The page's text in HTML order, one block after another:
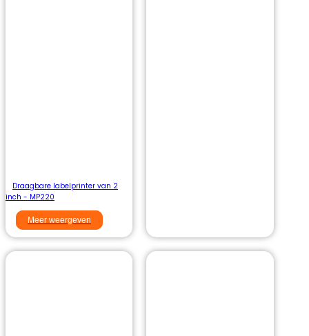
Draagbare labelprinter van 2
inch - MP220
Meer weergeven